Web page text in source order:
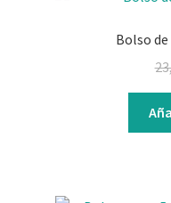
Bolso